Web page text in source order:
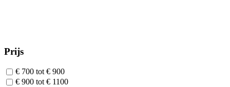
Prijs
€ 700 tot € 900
€ 900 tot € 1100